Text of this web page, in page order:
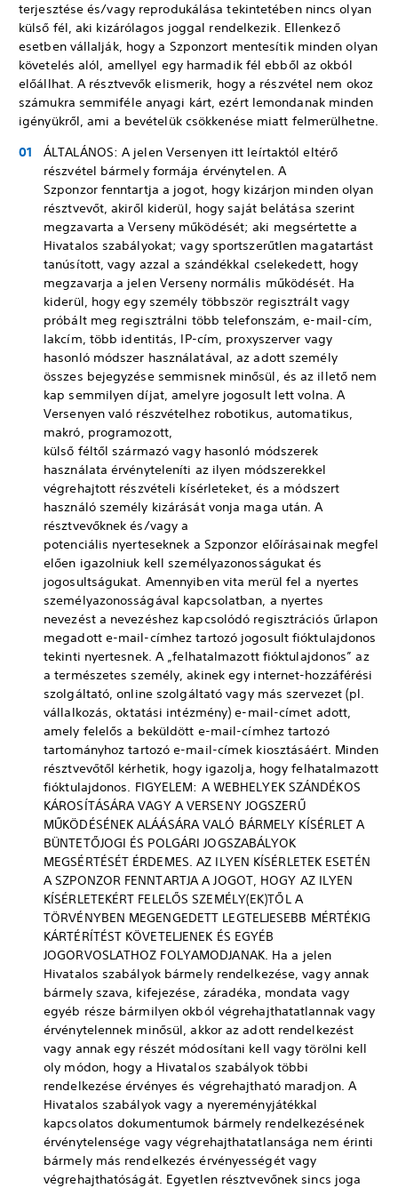
terjesztése és/vagy reprodukálása tekintetében nincs olyan
külső fél, aki kizárólagos joggal rendelkezik. Ellenkező
esetben vállalják, hogy a Szponzort mentesítik minden olyan
követelés alól, amellyel egy harmadik fél ebből az okból
előállhat. A résztvevők elismerik, hogy a részvétel nem okoz
számukra semmiféle anyagi kárt, ezért lemondanak minden
igényükről, ami a bevételük csökkenése miatt felmerülhetne.
ÁLTALÁNOS: A jelen Versenyen itt leírtaktól eltérő
részvétel bármely formája érvénytelen. A
Szponzor fenntartja a jogot, hogy kizárjon minden olyan
résztvevőt, akiről kiderül, hogy saját belátása szerint
megzavarta a Verseny működését; aki megsértette a
Hivatalos szabályokat; vagy sportszerűtlen magatartást
tanúsított, vagy azzal a szándékkal cselekedett, hogy
megzavarja a jelen Verseny normális működését. Ha
kiderül, hogy egy személy többször regisztrált vagy
próbált meg regisztrálni több telefonszám, e-mail-cím,
lakcím, több identitás, IP-cím, proxyszerver vagy
hasonló módszer használatával, az adott személy
összes bejegyzése semmisnek minősül, és az illető nem
kap semmilyen díjat, amelyre jogosult lett volna. A
Versenyen való részvételhez robotikus, automatikus,
makró, programozott,
külső féltől származó vagy hasonló módszerek
használata érvényteleníti az ilyen módszerekkel
végrehajtott részvételi kísérleteket, és a módszert
használó személy kizárását vonja maga után. A
résztvevőknek és/vagy a
potenciális nyerteseknek a Szponzor előírásainak megfel
elően igazolniuk kell személyazonosságukat és
jogosultságukat. Amennyiben vita merül fel a nyertes
személyazonosságával kapcsolatban, a nyertes
nevezést a nevezéshez kapcsolódó regisztrációs űrlapon
megadott e-mail-címhez tartozó jogosult fióktulajdonos
tekinti nyertesnek. A „felhatalmazott fióktulajdonos” az
a természetes személy, akinek egy internet-hozzáférési
szolgáltató, online szolgáltató vagy más szervezet (pl.
vállalkozás, oktatási intézmény) e-mail-címet adott,
amely felelős a beküldött e-mail-címhez tartozó
tartományhoz tartozó e-mail-címek kiosztásáért. Minden
résztvevőtől kérhetik, hogy igazolja, hogy felhatalmazott
fióktulajdonos. FIGYELEM: A WEBHELYEK SZÁNDÉKOS
KÁROSÍTÁSÁRA VAGY A VERSENY JOGSZERŰ
MŰKÖDÉSÉNEK ALÁÁSÁRA VALÓ BÁRMELY KÍSÉRLET A
BÜNTETŐJOGI ÉS POLGÁRI JOGSZABÁLYOK
MEGSÉRTÉSÉT ÉRDEMES. AZ ILYEN KÍSÉRLETEK ESETÉN
A SZPONZOR FENNTARTJA A JOGOT, HOGY AZ ILYEN
KÍSÉRLETEKÉRT FELELŐS SZEMÉLY(EK)TŐL A
TÖRVÉNYBEN MEGENGEDETT LEGTELJESEBB MÉRTÉKIG
KÁRTÉRÍTÉST KÖVETELJENEK ÉS EGYÉB
JOGORVOSLATHOZ FOLYAMODJANAK. Ha a jelen
Hivatalos szabályok bármely rendelkezése, vagy annak
bármely szava, kifejezése, záradéka, mondata vagy
egyéb része bármilyen okból végrehajthatatlannak vagy
érvénytelennek minősül, akkor az adott rendelkezést
vagy annak egy részét módosítani kell vagy törölni kell
oly módon, hogy a Hivatalos szabályok többi
rendelkezése érvényes és végrehajtható maradjon. A
Hivatalos szabályok vagy a nyereményjátékkal
kapcsolatos dokumentumok bármely rendelkezésének
érvénytelensége vagy végrehajthatatlansága nem érinti
bármely más rendelkezés érvényességét vagy
végrehajthatóságát. Egyetlen résztvevőnek sincs joga